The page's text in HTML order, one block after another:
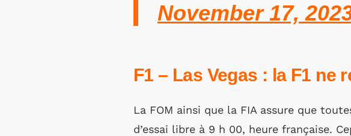
November 17,
F1 – Las Vegas : la F1 ne
La FOM ainsi que la FIA assure que
d’essai libre à 9 h 00, heure française.